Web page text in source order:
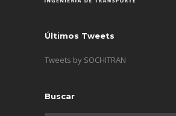
Últimos Tweets
Tweets by SOCHITRAN
Buscar